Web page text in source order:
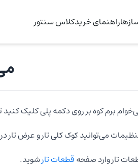
راهنمای خریدکلاس سنتور
برم کوهبر روی دکمه پلی کلیک کنید
می‌توانید کوک کلیتارو عرضتار
تاروارد صفحهقطعاتتارشوید.